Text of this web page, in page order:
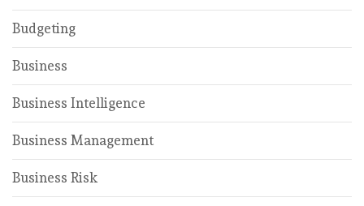
Budgeting
Business
Business Intelligence
Business Management
Business Risk